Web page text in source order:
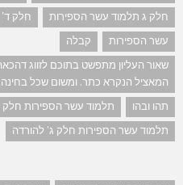
חלק ג תלמוד עשר הספירות
חלק ד'
עשר הספירות
קבלה
שאור העליון מתפשט בתוכם לזווג
המאציל הנקרא כתר. ומשום שכל
תהו ובהו
תלמוד עשר הספירות
תלמוד עשר הספירות חלק ג' להורדה